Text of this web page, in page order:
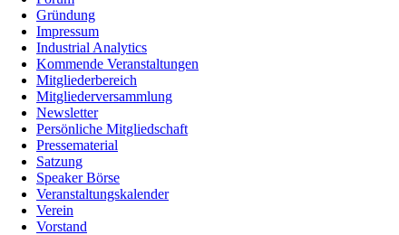
Gründung
Impressum
Industrial Analytics
Kommende Veranstaltungen
Mitgliederbereich
Mitgliederversammlung
Newsletter
Persönliche Mitgliedschaft
Pressematerial
Satzung
Speaker Börse
Veranstaltungskalender
Verein
Vorstand